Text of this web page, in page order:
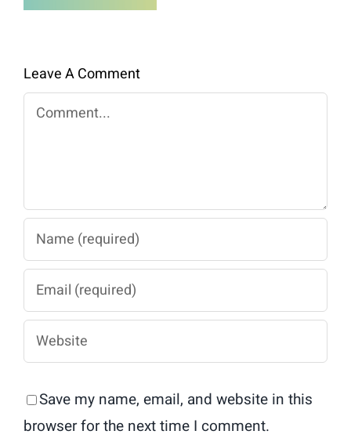
Berkualitas
Leave A Comment
Comment
Save my name, email, and website in this
browser for the next time I comment.